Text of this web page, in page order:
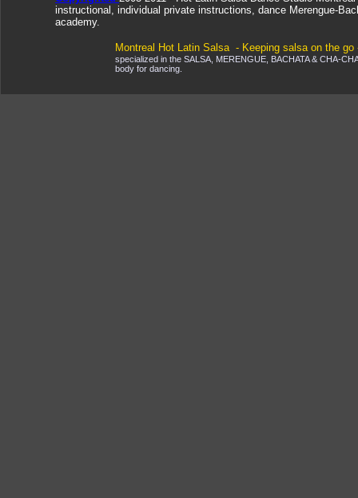
instructional, individual private instructions, dance Merengue-
academy.
Montreal Hot Latin Salsa - Keeping salsa on the
specialized in the SALSA, MERENGUE, BACHATA & CHA-
body for dancing.